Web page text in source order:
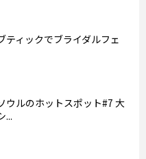
ティックでブライダルフェ
ウルのホットスポット#7 大
...